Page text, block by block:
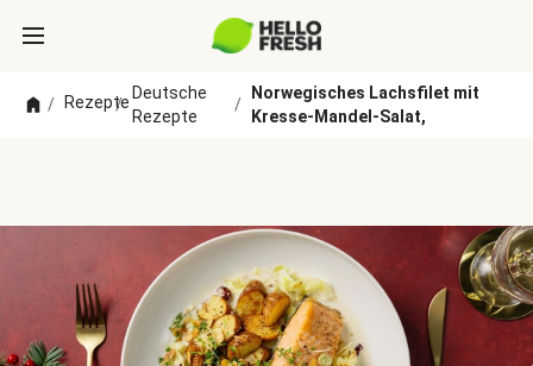
/ Rezepte
/
Deutsche
Rezepte
/
Norwegisches Lachsfilet mit
Kresse-Mandel-Salat,